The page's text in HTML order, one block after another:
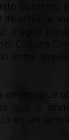
Guerrero
octubre,
magno
Cultura
como
que
que la
en un